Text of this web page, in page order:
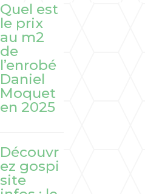
Quel est
le prix
au m2
de
l’enrobé
Daniel
Moquet
en 2025
Découvr
ez gospi
site